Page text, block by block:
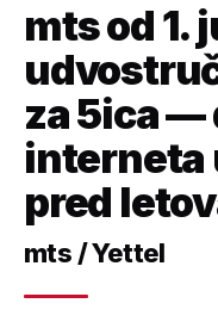
mts od 1.
za 5ica —
interneta
pred
mts / Yettel